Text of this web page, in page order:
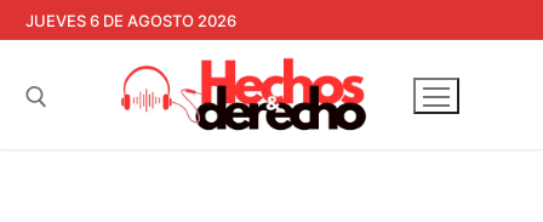
contenido
JUEVES 6 DE AGOSTO 2026